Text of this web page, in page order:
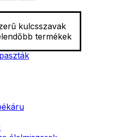
kulcsszavak
termékek